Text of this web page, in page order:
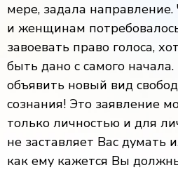
мере, задала
и женщинам
завоевать право голоса,
быть дано с самого
объявить новый вид
сознания! Это заявление
только личностью и для
не заставляет Вас думать
как ему кажется Вы